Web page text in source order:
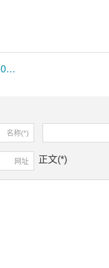
郑州到济源拼车电话推荐17539153330，13069417575
名称(*)
网址 正文(*)